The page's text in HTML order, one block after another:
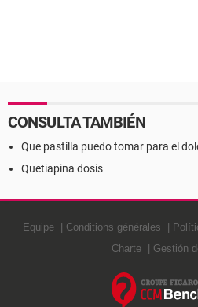
CONSULTA TAMBIÉN
Que pastilla puedo tomar para el
Quetiapina dosis
Equipe Conditions générales
Charte
Gestión